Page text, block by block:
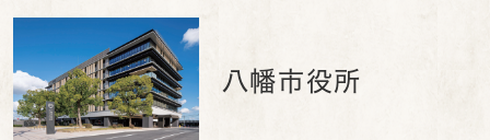
八幡市役所